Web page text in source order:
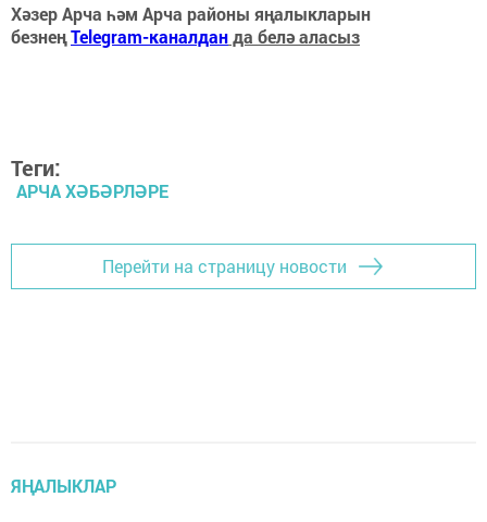
Хәзер Арча һәм Арча районы яңалыкларын
безнеңTelegram-каналданда белә аласыз
Теги:
АРЧА ХӘБӘРЛӘРЕ
Перейти на страницу новости
ЯҢАЛЫКЛАР